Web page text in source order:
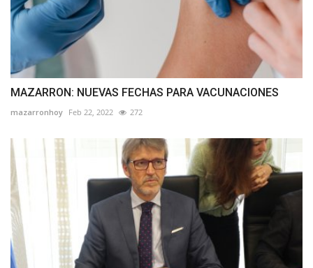
MAZARRON: NUEVAS FECHAS PARA VACUNACIONES
mazarronhoy Feb 22, 2022 272